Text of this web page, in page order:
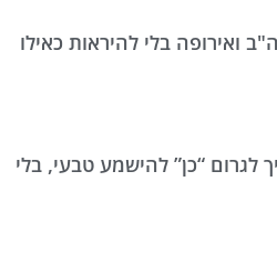
ואירופה בלי להיראות כאילו
“כן” להישמע טבעי, בלי